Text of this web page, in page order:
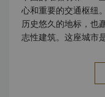
心和重要的交通枢纽
历史悠久的地标，也
志性建筑。这座城市
界各地的人们